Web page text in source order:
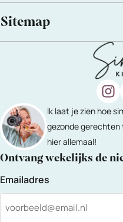
Sitemap
Ik laat je zien hoe
gezonde
hier allemaal!
Ontvang wekelijks de
Emailadres